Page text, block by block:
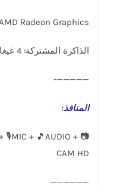
Radeon Graphics
الذاكرة المشتركة: 4 غيغا
—————-
المنافذ:
🎙️MIC + 🎵AUDIO + 📷
CAM HD